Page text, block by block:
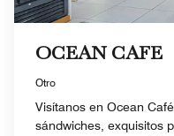
OCEAN CAFE
Otro
Visítanos en Ocean
sándwiches, exquisitos